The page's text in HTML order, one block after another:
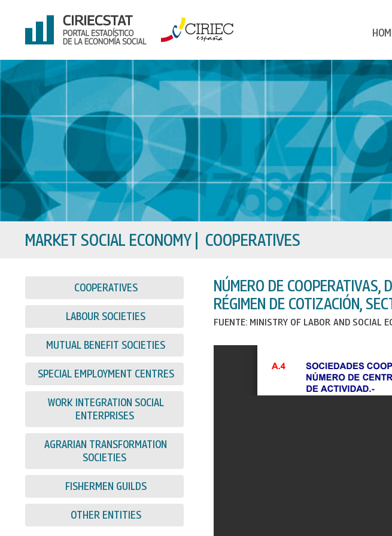
MARKET SOCIAL ECONOMY COOPERATIVES
COOPERATIVES
LABOUR SOCIETIES
MUTUAL BENEFIT SOCIETIES
SPECIAL EMPLOYMENT CENTRES
WORK INTEGRATION SOCIAL
ENTERPRISES
AGRARIAN TRANSFORMATION
SOCIETIES
FISHERMEN GUILDS
OTHER ENTITIES
NÚMERO DE COOPERATIVAS,
RÉGIMEN DE COTIZACIÓN,
FUENTE: MINISTRY OF LABOR AND SOCIAL